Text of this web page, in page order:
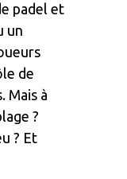
padel et
un
de
Mais à
?
? Et